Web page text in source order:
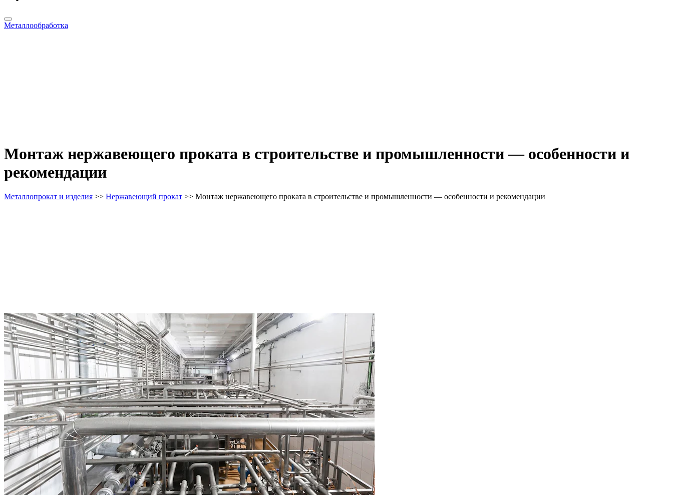
Металлообработка
Монтаж нержавеющего проката в строительстве и промышленности — особенности и
рекомендации
Металлопрокат и изделия >> Нержавеющий прокат >> Монтаж нержавеющего проката в строительстве и промышленности — особенности и рекомендации